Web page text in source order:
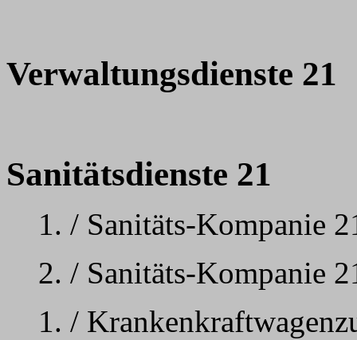
Verwaltungsdienste 21
Sanitätsdienste 21
1. / Sanitäts-Kompanie
2. / Sanitäts-Kompanie
1. /